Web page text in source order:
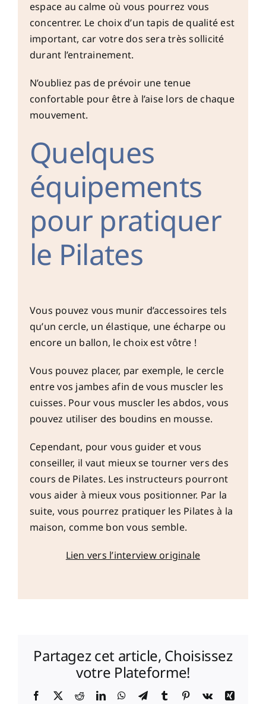
espace au calme où vous pourrez vous
concentrer. Le choix d’un tapis de qualité est
important, car votre dos sera très sollicité
durant l’entrainement.
N’oubliez pas de prévoir une tenue
confortable pour être à l’aise lors de chaque
mouvement.
Quelques
équipements
pour pratiquer
le Pilates
Vous pouvez vous munir d’accessoires tels
qu’un cercle, un élastique, une écharpe ou
encore un ballon, le choix est vôtre !
Vous pouvez placer, par exemple, le cercle
entre vos jambes afin de vous muscler les
cuisses. Pour vous muscler les abdos, vous
pouvez utiliser des boudins en mousse.
Cependant, pour vous guider et vous
conseiller, il vaut mieux se tourner vers des
cours de Pilates. Les instructeurs pourront
vous aider à mieux vous positionner. Par la
suite, vous pourrez pratiquer les Pilates à la
maison, comme bon vous semble.
Lien vers l’interview originale
Partagez cet article, Choisissez
votre Plateforme!
Facebook
X RedditLinkedInWhatsApp
TelegramTumblr Pinterest
Vk
Xing